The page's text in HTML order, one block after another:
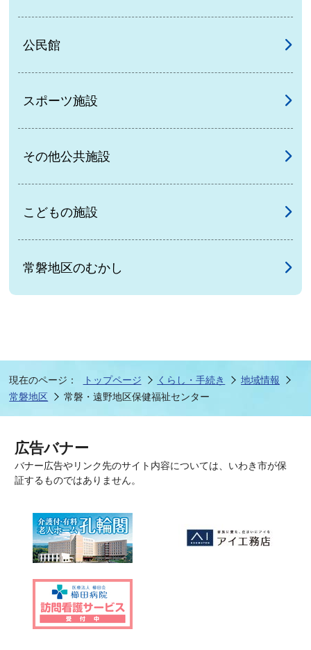
公民館
スポーツ施設
その他公共施設
こどもの施設
常磐地区のむかし
現在のページ： トップページ くらし・手続き
地域情報
常磐地区
常磐・遠野地区保健福祉センター
広告バナー
バナー広告やリンク先のサイト内容については、いわき市が保
証するものではありません。